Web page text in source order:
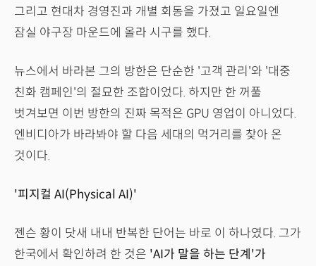
그리고 현대차 경영진과 개별 회동을 가졌고 일요일엔
잠실 야구장 마운드에 올라 시구를 했다.
뉴스에서 바라본 그의 방한은 단순한 '고객 관리'와 '대중
친화 캠페인'의 절묘한 조합이었다. 하지만 한 꺼풀
벗겨보면 이번 방한의 진짜 목적은 GPU 영업이 아니었다.
엔비디아가 바라봐야 할 다음 세대의 먹거리를 찾아 온
것이다.
'피지컬 AI(Physical AI)'
젠슨 황이 닷새 내내 반복한 단어는 바로 이 하나였다. 그가
한국에서 확인하려 한 것은 'AI가 말을 하는 단계'가